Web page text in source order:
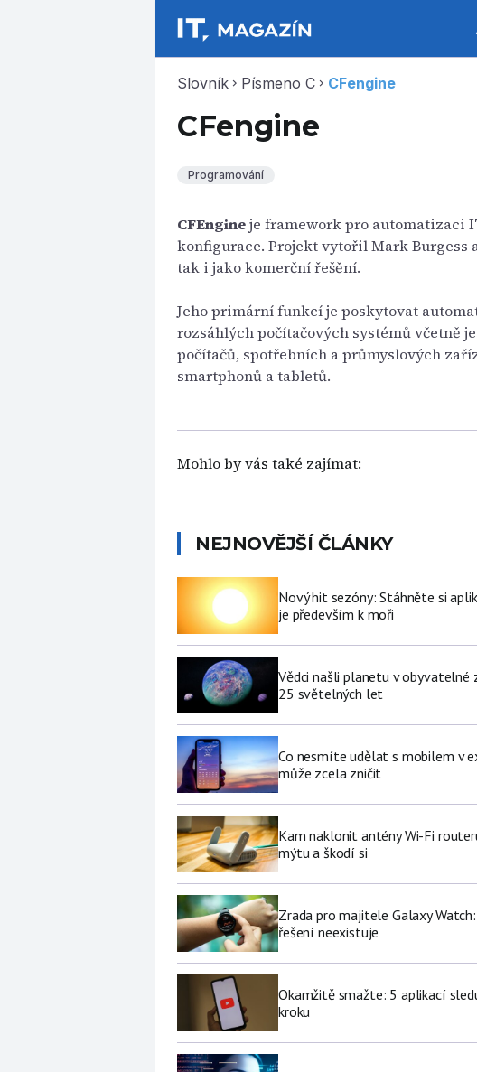
Slovník chevron_right Písmeno C chevron_right CFengine
CFengine
Programování
CFEngineje framework pro automatizaci
konfigurace. Projekt vytořil Mark Burgess
tak i jako komerční řešění.
Jeho primární funkcí je poskytovat
rozsáhlých počítačových systémů včetně
počítačů, spotřebních a průmyslových
smartphonů a tabletů.
Mohlo by vás také zajímat:
NEJNOVĚJŠÍ ČLÁNKY
Nový hit sezóny: Stáhněte si
je především k moři
Vědci našli planetu v obyvatelné
25 světelných let
Co nesmíte udělat s mobilem v
může zcela zničit
Kam naklonit antény Wi-Fi
mýtu a škodí si
Zrada pro majitele Galaxy
řešení neexistuje
Okamžitě smažte: 5 aplikací
kroku